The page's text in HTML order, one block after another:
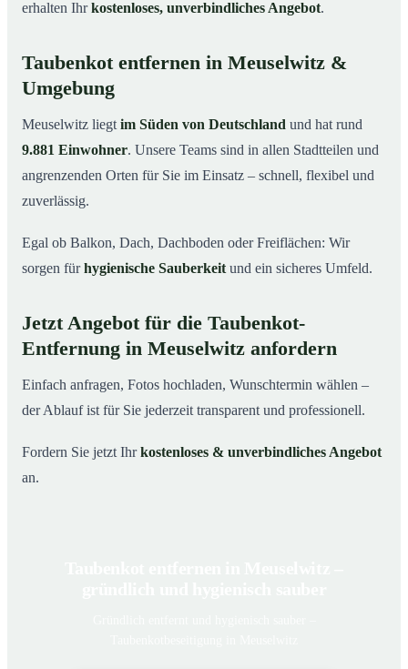
erhalten Ihrkostenloses, unverbindliches Angebot.
Taubenkot entfernen in Meuselwitz &
Umgebung
Meuselwitz liegt im Süden von Deutschland und hat rund
9.881 Einwohner. Unsere Teams sind in allen Stadtteilen und
angrenzenden Orten für Sie im Einsatz – schnell, flexibel und
zuverlässig.
Egal ob Balkon, Dach, Dachboden oder Freiflächen: Wir
sorgen fürhygienische Sauberkeit und ein sicheres Umfeld.
Jetzt Angebot für die Taubenkot-
Entfernung in Meuselwitz anfordern
Einfach anfragen, Fotos hochladen, Wunschtermin wählen –
der Ablauf ist für Sie jederzeit transparent und professionell.
Fordern Sie jetzt Ihrkostenloses & unverbindliches Angebot
an.